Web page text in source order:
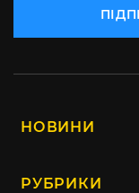
НОВИНИ
РУБРИКИ